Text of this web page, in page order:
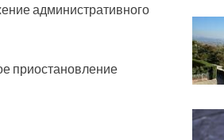
административного
приостановление